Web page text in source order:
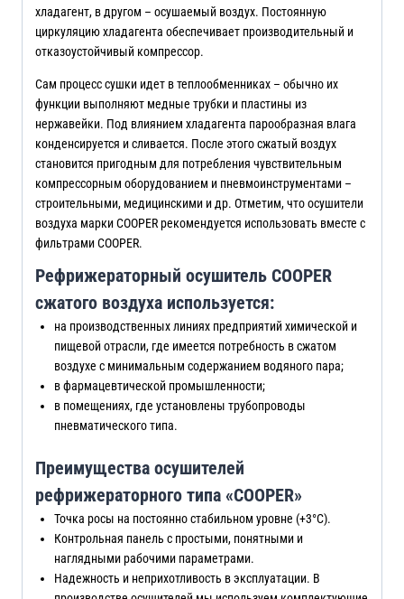
хладагент, в другом – осушаемый воздух. Постоянную
циркуляцию хладагента обеспечивает производительный и
отказоустойчивый компрессор.
Сам процесс сушки идет в теплообменниках – обычно их
функции выполняют медные трубки и пластины из
нержавейки. Под влиянием хладагента парообразная влага
конденсируется и сливается. После этого сжатый воздух
становится пригодным для потребления чувствительным
компрессорным оборудованием и пневмоинструментами –
строительными, медицинскими и др. Отметим, что осушители
воздуха марки COOPER рекомендуется использовать вместе с
фильтрами COOPER.
Рефрижераторный осушитель COOPER
сжатого воздуха используется:
на производственных линиях предприятий химической и
пищевой отрасли, где имеется потребность в сжатом
воздухе с минимальным содержанием водяного пара;
в фармацевтической промышленности;
в помещениях, где установлены трубопроводы
пневматического типа.
Преимущества осушителей
рефрижераторного типа «COOPER»
Точка росы на постоянно стабильном уровне (+3°C).
Контрольная панель с простыми, понятными и
наглядными рабочими параметрами.
Надежность и неприхотливость в эксплуатации. В